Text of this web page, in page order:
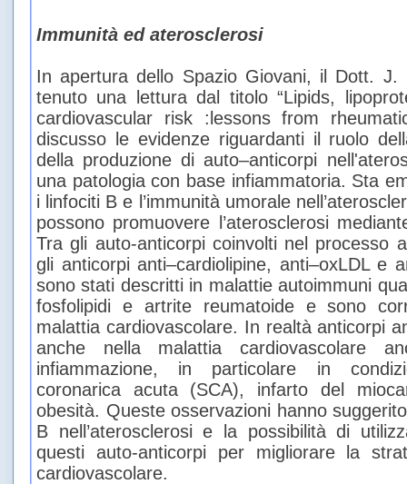
Immunità ed aterosclerosi
In apertura dello Spazio Giovani, il Dott. J.
tenuto una lettura dal titolo “Lipids,
cardiovascular risk :lessons from
discusso le evidenze riguardanti il ruolo
della produzione di auto–anticorpi
una patologia con base infiammatoria. Sta
i linfociti B e l’immunità umorale
possono promuovere l’aterosclerosi
Tra gli auto-anticorpi coinvolti nel processo
gli anticorpi anti–cardiolipine, anti–oxLDL e
sono stati descritti in malattie autoimmuni
fosfolipidi e artrite reumatoide e sono
malattia cardiovascolare. In realtà anticorpi
anche nella malattia cardiovascolare
infiammazione, in particolare in
coronarica acuta (SCA), infarto del
obesità. Queste osservazioni hanno
B nell’aterosclerosi e la possibilità di
questi auto-anticorpi per migliorare la
cardiovascolare.